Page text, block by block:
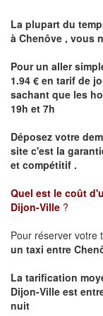
La plupart du
à Chenôve , vous
Pour un aller
1.94 € en tarif de
sachant que les
19h et 7h
Déposez votre
site c'est la
et compétitif .
Quel est le coût
Dijon-Ville ?
Pour réserver votre
un taxi entre
La tarification
Dijon-Ville est
nuit